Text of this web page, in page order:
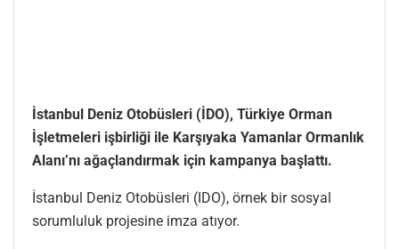
İstanbul Deniz Otobüsleri (İDO), Türkiye Orman
İşletmeleri işbirliği ile Karşıyaka Yamanlar Ormanlık
Alanı’nı ağaçlandırmak için kampanya başlattı.
İstanbul Deniz Otobüsleri (IDO), örnek bir sosyal
sorumluluk projesine imza atıyor.